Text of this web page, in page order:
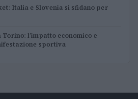
Italia e Slovenia si sfidano per
Torino: l’impatto economico e
sportiva